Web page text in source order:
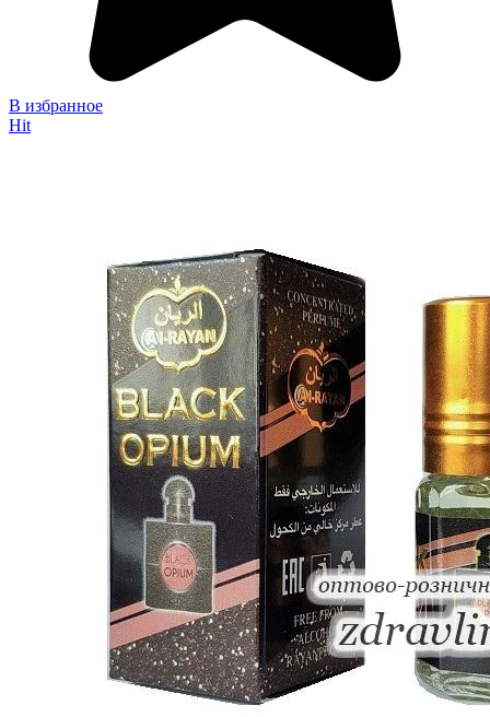
В избранное
Hit